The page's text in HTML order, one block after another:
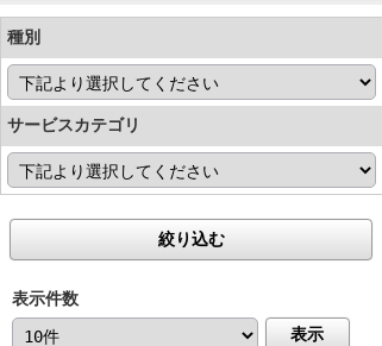
種別
サービスカテゴリ
絞り込む
表示件数
表示